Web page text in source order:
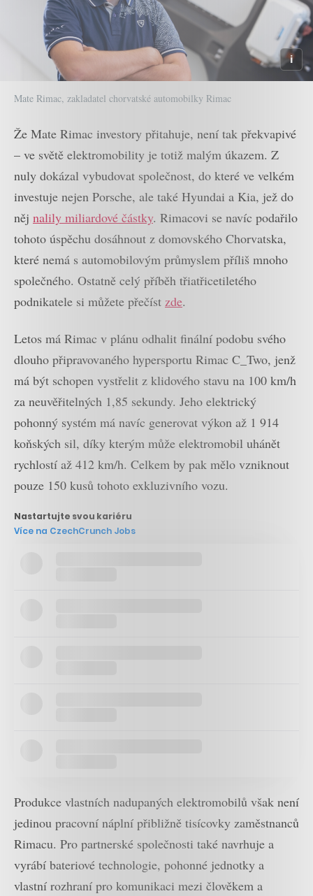
Mate Rimac, zakladatel chorvatské automobilky Rimac
Že Mate Rimac investory přitahuje, není tak překvapivé
– ve světě elektromobility je totiž malým úkazem. Z
nuly dokázal vybudovat společnost, do které ve velkém
investuje nejen Porsche, ale také Hyundai a Kia, jež do
něj nalily miliardové částky. Rimacovi se navíc podařilo
tohoto úspěchu dosáhnout z domovského Chorvatska,
které nemá s automobilovým průmyslem příliš mnoho
společného. Ostatně celý příběh třiatřicetiletého
podnikatele si můžete přečíst zde.
Letos má Rimac v plánu odhalit finální podobu svého
dlouho připravovaného hypersportu Rimac C_Two, jenž
má být schopen vystřelit z klidového stavu na 100 km/h
za neuvěřitelných 1,85 sekundy. Jeho elektrický
pohonný systém má navíc generovat výkon až 1 914
koňských sil, díky kterým může elektromobil uhánět
rychlostí až 412 km/h. Celkem by pak mělo vzniknout
pouze 150 kusů tohoto exkluzivního vozu.
Nastartujte svou kariéru
Více na CzechCrunch Jobs
Produkce vlastních nadupaných elektromobilů však není
jedinou pracovní náplní přibližně tisícovky zaměstnanců
Rimacu. Pro partnerské společnosti také navrhuje a
vyrábí bateriové technologie, pohonné jednotky a
vlastní rozhraní pro komunikaci mezi člověkem a